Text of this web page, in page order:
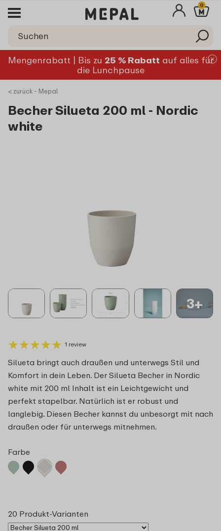
0
Mengenrabatt | Bis zu 25 % Rabatt auf alles für
die Lunchpause
< zurück - Mepal
Becher Silueta 200 ml - Nordic
white
3+
★★★★★
★★★★★ 1 review
Silueta bringt auch draußen und unterwegs Stil und
Komfort in dein Leben. Der Silueta Becher in Nordic
white mit 200 ml Inhalt ist ein Leichtgewicht und
perfekt stapelbar. Natürlich ist er robust und
langlebig. Diesen Becher kannst du unbesorgt mit nach
draußen oder für unterwegs mitnehmen.
Farbe
20 Produkt-Varianten